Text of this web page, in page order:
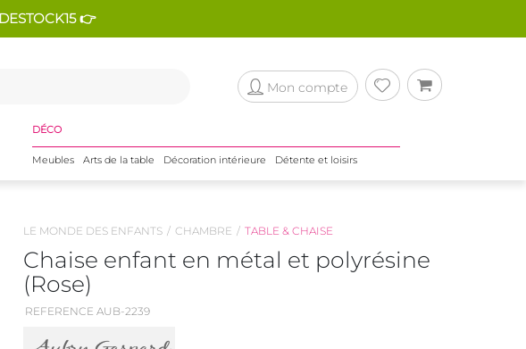
👉
Mon compte
DÉCO
Meubles Arts de la table Décoration intérieure Détente et loisirs
LE MONDE DES ENFANTS CHAMBRE TABLE & CHAISE
Chaise enfant en métal et polyrésine
(Rose)
REFERENCE AUB-2239